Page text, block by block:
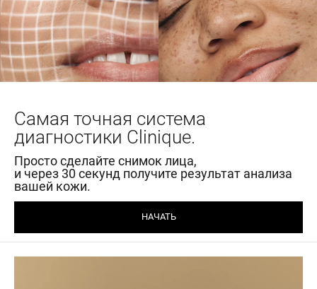
Самая точная система
диагностики Clinique.
Просто сделайте снимок лица,
и через 30 секунд получите результат анализа
вашей кожи.
НАЧАТЬ